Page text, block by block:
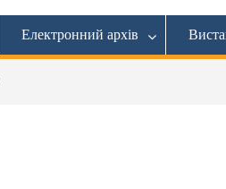
Електронний архів